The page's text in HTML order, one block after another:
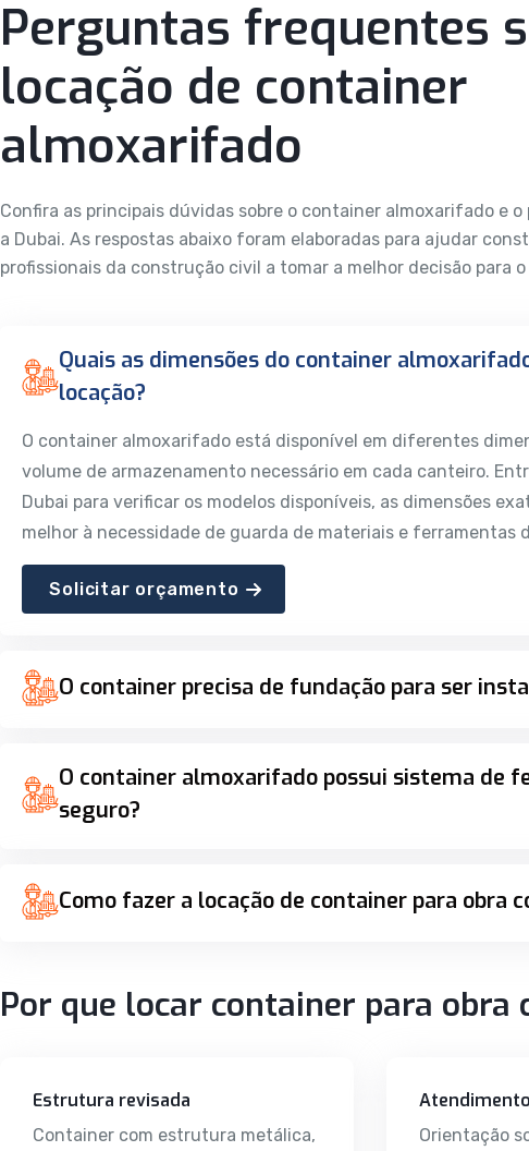
Perguntas frequentes
locação de container
almoxarifado
Confira as principais dúvidas sobre o container almoxarifado e o
a Dubai. As respostas abaixo foram elaboradas para ajudar
profissionais da construção civil a tomar a melhor decisão para
Quais as dimensões do container
locação?
O container almoxarifado está disponível em diferentes
volume de armazenamento necessário em cada canteiro.
Dubai para verificar os modelos disponíveis, as dimensões
melhor à necessidade de guarda de materiais e ferramentas
Solicitar orçamento
O container precisa de fundação para ser
O container almoxarifado possui sistema de
seguro?
Como fazer a locação de container para obra
Por que locar container para obra
Estrutura revisada
Container com estrutura metálica,
Orientação